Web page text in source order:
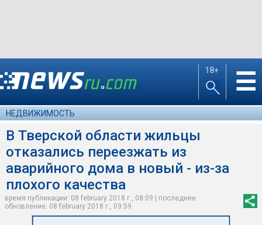
18+ ☰
НЕДВИЖИМОСТЬ
В Тверской области жильцы
отказались переезжать из
аварийного дома в новый - из-за
плохого качества
время публикации: 08 february 2018 г., 08:09 | последнее
обновление: 08 february 2018 г., 09:59